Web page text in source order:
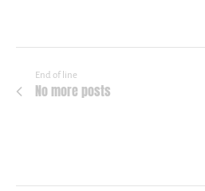
End of line
No more posts